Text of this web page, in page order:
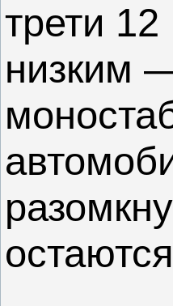
трети
низким